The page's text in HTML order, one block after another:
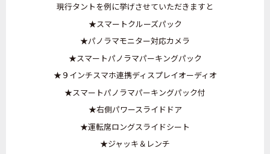
現行タントを例に挙げさせていただきますと
★スマートクルーズパック
★パノラマモニター対応カメラ
★スマートパノラマパーキングパック
★９インチスマホ連携ディスプレイオーディオ
★スマートパノラマパーキングパック付
★右側パワースライドドア
★運転席ロングスライドシート
★ジャッキ＆レンチ